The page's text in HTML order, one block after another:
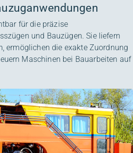
für die präzise
und Bauzügen. Sie liefern
ermöglichen die exakte Zuordnung
Maschinen bei Bauarbeiten auf